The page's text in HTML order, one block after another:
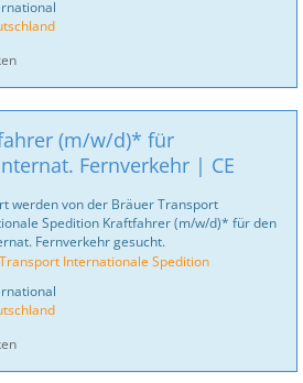
(m/w/d)* für
Fernverkehr | CE
werden von der Bräuer Transport
Spedition Kraftfahrer (m/w/d)* für den
Fernverkehr gesucht.
Internationale Spedition